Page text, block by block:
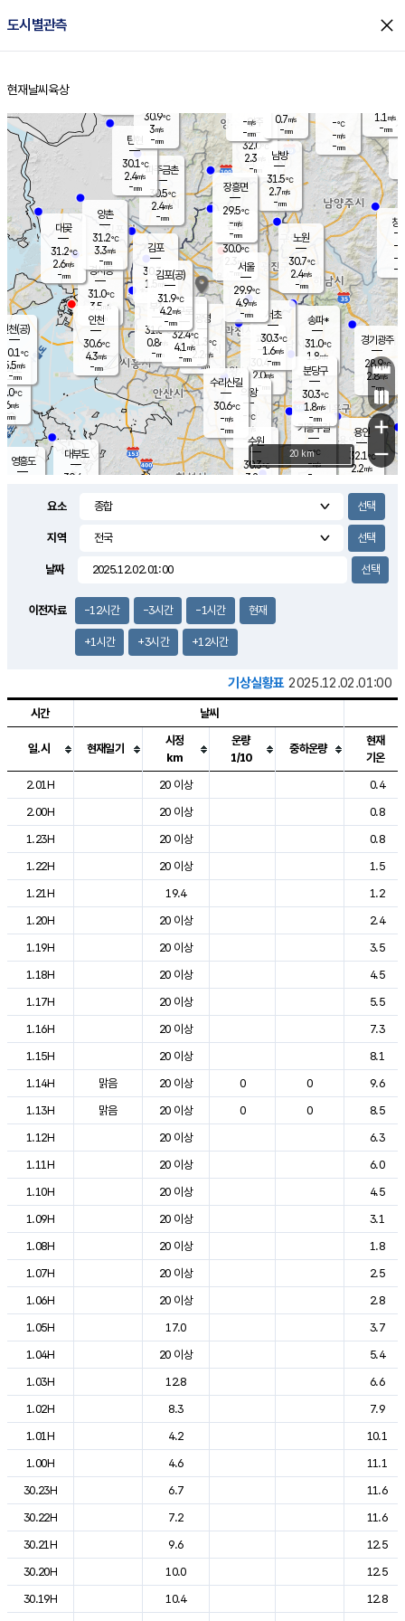
도시별관측 close
홈
현재날씨 육상
의도
℃
m/s
mm
영흥도
양주
32.0℃
2.3
-mm
과천
30.4℃
2.0m/s
- mm
용인
32.1℃
2.2m/s
경기광주
28.9℃
2.8m/s
-mm
3.9m/s
대부도
30.4
경서동
31.0℃
3.5 m/s
-mm
파주금촌
30.5℃
2.4m/s
-mm
-℃
-m/s
-mm
대곶
31.2℃
2.6m/s
-mm
창
-
-m/
-
탄현
30.1℃
2.4m/s
-mm
1.1 m/s
-mm
의왕
- ℃
m/s
mm
김포
30.3℃
1.5 m/s
mm
광명
31.3 ℃
2.2 m/s
-mm
부천
31.0℃
0.8m/s
-mm
양촌
31.2℃
3.3m/s
-mm
구로
32.4℃
4.1 m/s
-mm
은평
30.0℃
2.3 m/s
- mm
노원
30.7℃
2.4m/s
-mm
송파*
31.0℃
1.8m/s
-mm
서초
30.3℃
1.6m/s
-mm
남방
31.5℃
2.7m/s
-mm
기흥구갈
-℃
-m/s
-
수리산길
30.6℃
-m/s
-mm
분당구
30.3℃
1.8m/s
-mm
장흥면
29.5℃
-m/s
-mm
-m/s
-mm
인천(공)
30.1℃
5.5m/s
-mm
김포(공)
31.9℃
4.2m/s
-mm
수원
30.3℃
3.2 m/s
인천
30.6℃
4.3m/s
-mm
서울
29.9℃
4.9m/s
-mm
30.9℃
3m/s
-mm
0.7m/s
-mm
+
−
20 km
요소
지역
날짜
이전자료 -12시간 -3시간 -1시간 현재
+1시간 +3시간 +12시간
기상실황표 2025.12.02.01:00
도시별 기상실황표로 지점, 날씨, 기온, 강수, 바람, 기압등을 안내한 표입
시간 날씨
일.시 현재일기
시정
km
운량
1/10
중하운량
현재
기온
2.01H
20 이상
0.4
2.00H
20 이상
0.8
1.23H
20 이상
0.8
1.22H
20 이상
1.5
1.21H
19.4
1.2
1.20H
20 이상
2.4
1.19H
20 이상
3.5
1.18H
20 이상
4.5
1.17H
20 이상
5.5
1.16H
20 이상
7.3
1.15H
20 이상
8.1
1.14H
맑음 20 이상 0 0
9.6
1.13H
맑음 20 이상 0 0
8.5
1.12H
20 이상
6.3
1.11H
20 이상
6.0
1.10H
20 이상
4.5
1.09H
20 이상
3.1
1.08H
20 이상
1.8
1.07H
20 이상
2.5
1.06H
20 이상
2.8
1.05H
17.0
3.7
1.04H
20 이상
5.4
1.03H
12.8
6.6
1.02H
8.3
7.9
1.01H
4.2
10.1
1.00H
4.6
11.1
30.23H
6.7
11.6
30.22H
7.2
11.6
30.21H
9.6
12.5
30.20H
10.0
12.5
30.19H
10.4
12.8